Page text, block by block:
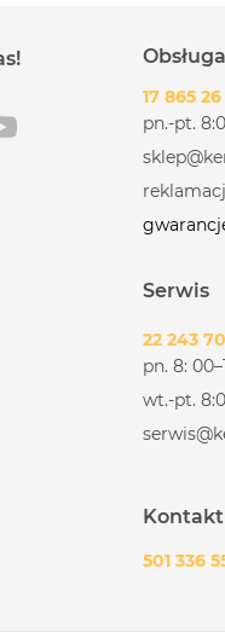
17 865
pn.-pt.
Serwis
22 243
pn. 8:
wt.-pt.
501 336